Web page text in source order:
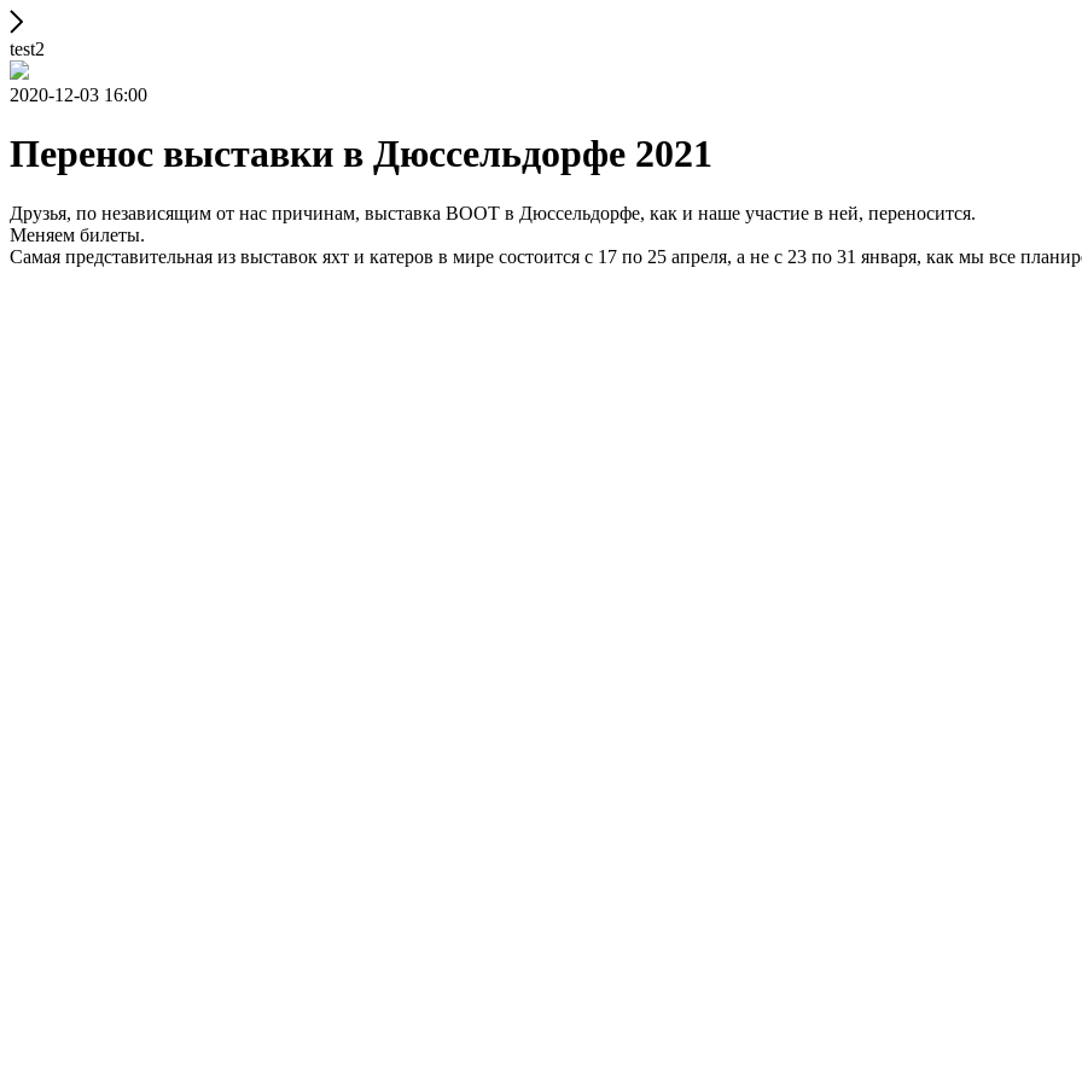
test2
2020-12-03 16:00
Перенос выставки в Дюссельдорфе 2021
Друзья, по независящим от нас причинам, выставка BOOT в Дюссельдорфе, как и наше участие в ней, переносится.
Меняем билеты.
Самая представительная из выставок яхт и катеров в мире состоится с 17 по 25 апреля, а не с 23 по 31 января, как мы все